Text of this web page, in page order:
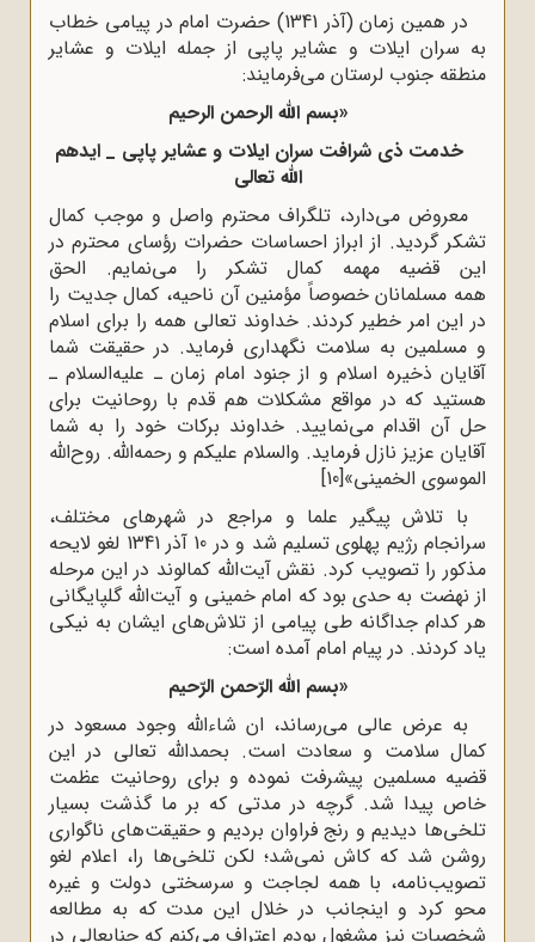
در همین زمان (آذر 1341) حضرت امام در پیامی خطاب
به سران ایلات و عشایر پاپی‌ از جمله ایلات و عشایر
منطقه جنوب لرستان می‌فرمایند:
«‌بسم الله الرحمن الرحیم‌
‌‌خدمت ذی شرافت سران ایلات و عشایر پاپی _ ایدهم
الله تعالی‌
‌‌معروض می‌دارد، تلگراف محترم واصل و موجب کمال
تشکر گردید. از ابراز‌‌ ‌‌احساسات حضرات رؤسای محترم در
این قضیه مهمه کمال تشکر را می‌نمایم. الحق
همه‌‌ ‌‌مسلمانان خصوصاً مؤمنین آن ناحیه، کمال جدیت را
در این امر خطیر کردند. خداوند‌‌ ‌‌تعالی همه را برای اسلام
و مسلمین به سلامت نگهداری فرماید. در حقیقت شما
آقایان‌‌ ‌‌ذخیره اسلام و از جنود امام زمان ـ علیه‌السلام ـ
هستید که در مواقع مشکلات هم قدم با‌‌ ‌‌روحانیت برای
حل آن اقدام می‌نمایید. خداوند برکات خود را به شما
آقایان عزیز نازل‌‌ ‌‌فرماید. والسلام علیکم و رحمه‌الله. ‌‌روح‌الله
الموسوی الخمینی‌»[10]
با تلاش پیگیر علما و مراجع در شهرهای مختلف،
سرانجام رژیم پهلوی تسلیم شد و در 10 آذر 1341 لغو لایحه
مذکور را تصویب کرد. نقش آیت‌الله کمالوند در این مرحله
از نهضت به حدی بود که امام خمینی و آیت‌الله گلپایگانی
هر کدام جداگانه طی پیامی از تلاش‌های ایشان به نیکی
یاد کردند. در پیام امام آمده است:
«بسم الله الرّحمن الرّحیم
به عرض عالی می‌رساند، ان‌ شاءالله وجود مسعود در
کمال سلامت و سعادت است. بحمدالله تعالی در این
قضیه مسلمین پیشرفت نموده و برای روحانیت عظمت
خاص پیدا شد. گرچه در مدتی که بر ما گذشت بسیار
تلخی‌ها دیدیم و رنج فراوان بردیم و حقیقت‌های ناگواری
روشن شد که کاش نمی‌شد؛ لکن تلخی‌ها را، اعلام لغو
تصویب‌نامه، با همه لجاجت و سرسختی دولت و غیره
محو کرد و اینجانب در خلال این مدت که به مطالعه
شخصیات نیز مشغول بودم اعتراف می‌کنم که جنابعالی در